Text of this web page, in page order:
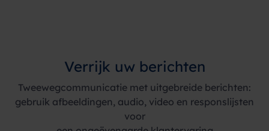
Verrijk uw berichten
Tweewegcommunicatie met uitgebreide berichten:
gebruik afbeeldingen, audio, video en responslijsten
voor